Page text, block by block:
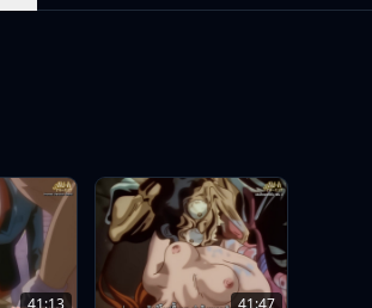
41:13 41:47